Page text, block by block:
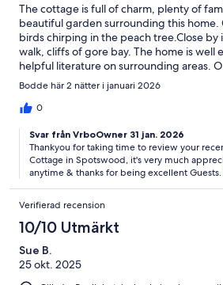
The cottage is full of charm, plenty of
beautiful garden surrounding this home.
birds chirping in the peach tree.Close by
walk, cliffs of gore bay. The home is
helpful literature on surrounding areas.
friendly and easy to
Bodde här 2 nätter i januari 2026
0
Svar från VrboOwner 31 jan. 2026
Thankyou for taking time to review your
Cottage in Spotswood, it's very much
anytime & thanks for being excellent Guests.
Verifierad recension
10/10 Utmärkt
Sue B.
25 okt. 2025